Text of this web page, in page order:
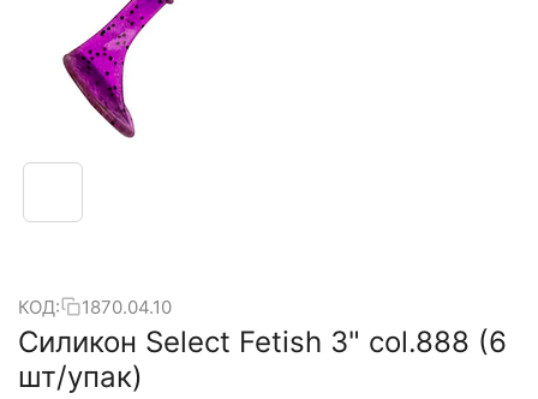
КОД: 1870.04.10
Силикон Select Fetish 3" col.888 (6
шт/упак)